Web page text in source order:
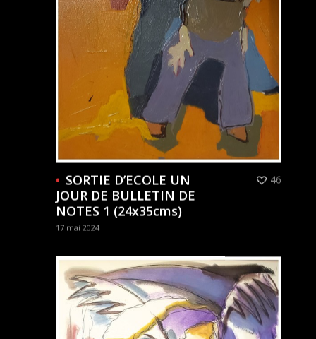
SORTIE D’ECOLE UN
JOUR DE BULLETIN DE
NOTES 1 (24x35cms)
17 mai 2024
46